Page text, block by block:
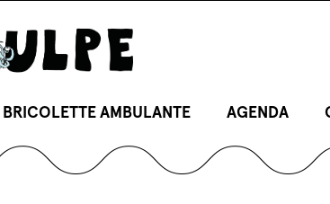
BRICOLETTE AMBULANTE AGENDA